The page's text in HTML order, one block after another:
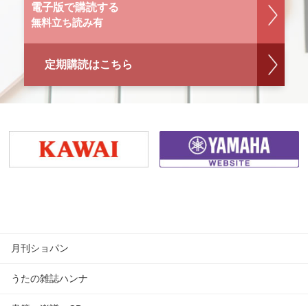
電子版で購読する
無料立ち読み有
定期購読はこちら
月刊ショパン
うたの雑誌ハンナ